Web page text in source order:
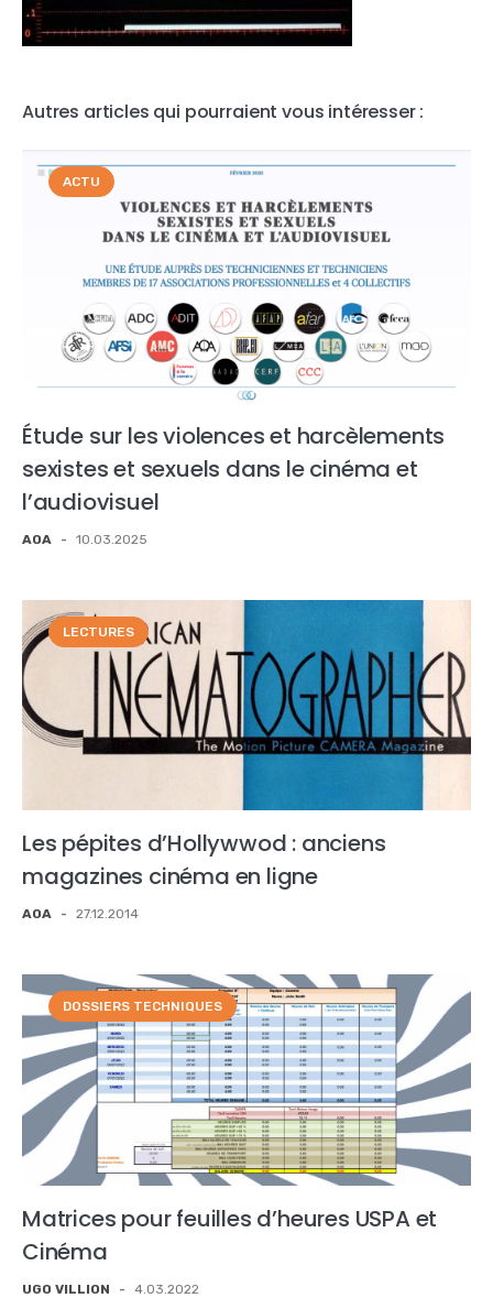
Autres articles qui pourraient vous intéresser :
ACTU
Étude sur les violences et harcèlements
sexistes et sexuels dans le cinéma et
l’audiovisuel
AOA - 10.03.2025
LECTURES
Les pépites d’Hollywwod : anciens
magazines cinéma en ligne
AOA - 27.12.2014
DOSSIERS TECHNIQUES
Matrices pour feuilles d’heures USPA et
Cinéma
UGO VILLION - 4.03.2022